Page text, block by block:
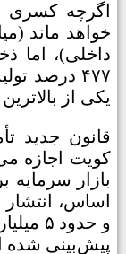
اگرچه کسری
داخلی)، اما
۴۷۷ درصد
یکی از
قانون جدید
بازار سرمایه
پیش‌بینی